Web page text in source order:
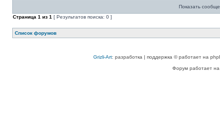
Показать
Страница 1 из 1 [ Результатов поиска: 0 ]
Список форумов
Grizli-Art: разработка | поддержка © работает на
Форум работает